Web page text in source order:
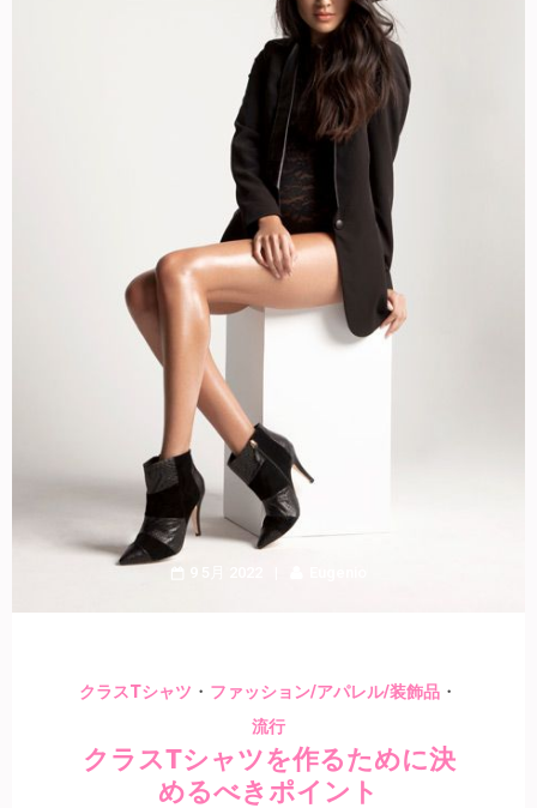
クラスTシャツ ・ ファッション/アパレル/装飾品 ・
流行
クラスTシャツを作るために決
めるべきポイント